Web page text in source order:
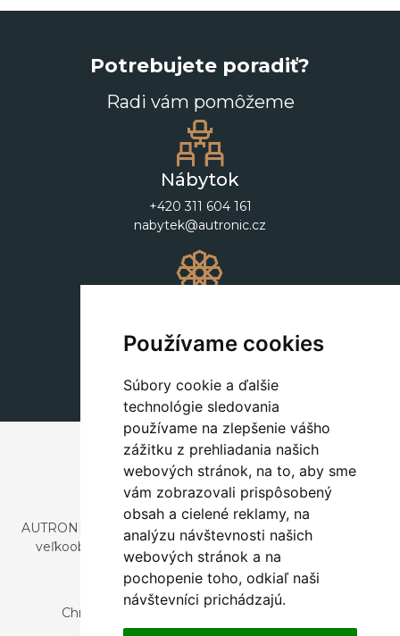
Používame cookies
Súbory cookie a ďalšie
technológie sledovania
používame na zlepšenie vášho
zážitku z prehliadania našich
webových stránok, na to, aby sme
vám zobrazovali prispôsobený
obsah a cielené reklamy, na
analýzu návštevnosti našich
webových stránok a na
pochopenie toho, odkiaľ naši
návštevníci prichádzajú.
Potrebujete poradiť?
Radi vám pomôžeme
Nábytok
+420 311 604 161
nabytek@autronic.cz
+420 311 604 182
dekorace@autronic.cz
AUTRONIC, s.r.o. je spoločnosť zaoberajúca sa dovozom a
veľkoobchodným predajom dizajnového aj štýlového
nábytku a dekorácií.
Česká republika
Chrustenice 270, 267 12 Loděnice u Berouna